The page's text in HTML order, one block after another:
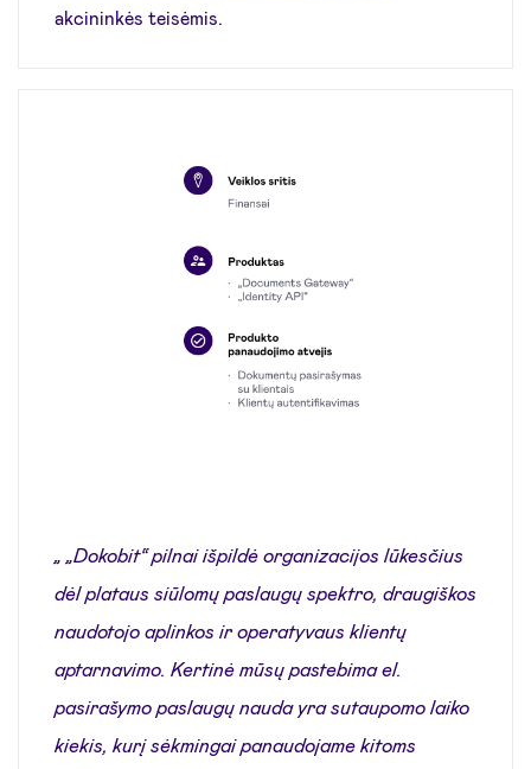
akcininkės teisėmis.
„ „Dokobit“ pilnai išpildė organizacijos lūkesčius
dėl plataus siūlomų paslaugų spektro, draugiškos
naudotojo aplinkos ir operatyvaus klientų
aptarnavimo. Kertinė mūsų pastebima el.
pasirašymo paslaugų nauda yra sutaupomo laiko
kiekis, kurį sėkmingai panaudojame kitoms